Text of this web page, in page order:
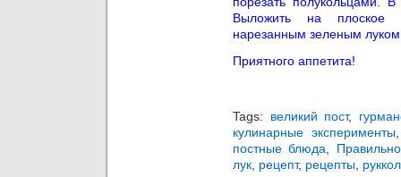
Выложить на плоское
нарезанным зеленым
Приятного аппетита!
Tags: великий пост,
кулинарные эксперименты
постные блюда
лук рецепт, рецепты